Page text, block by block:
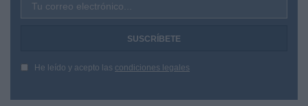
Tu correo electrónico...
He leído y acepto las condiciones legales